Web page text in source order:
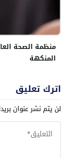
منظمة الصحة
المنكهة
اترك تعليق
لن يتم نشر عنوان